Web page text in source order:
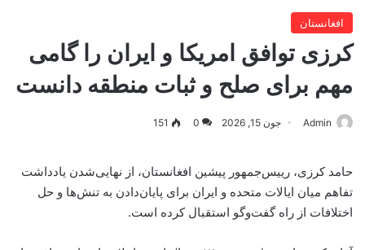
افغانستان
کرزی توافق امریکا و ایران را گامی
مهم برای صلح و ثبات منطقه دانست
Admin جون 15, 2026 0
151
حامد کرزی، رییس‌جمهور پیشین افغانستان، از نهایی‌شدن یادداشت
تفاهم میان ایالات متحده و ایران برای پایان‌دادن به تنش‌ها و حل
اختلافات از راه گفت‌وگو استقبال کرده است.